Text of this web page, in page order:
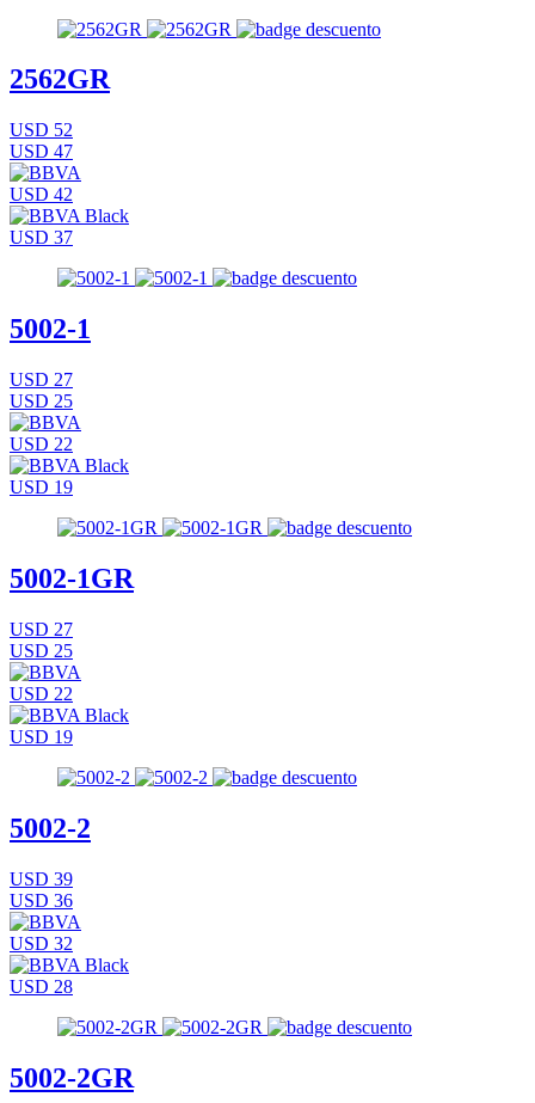
2562GR
USD 52
USD 47
USD 42
USD 37
5002-1
USD 27
USD 25
USD 22
USD 19
5002-1GR
USD 27
USD 25
USD 22
USD 19
5002-2
USD 39
USD 36
USD 32
USD 28
5002-2GR